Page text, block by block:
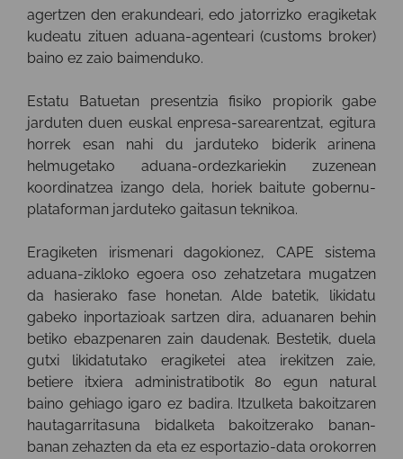
agertzen den erakundeari, edo jatorrizko eragiketak
kudeatu zituen aduana-agenteari (customs broker)
baino ez zaio baimenduko.
Estatu Batuetan presentzia fisiko propiorik gabe
jarduten duen euskal enpresa-sarearentzat, egitura
horrek esan nahi du jarduteko biderik arinena
helmugetako aduana-ordezkariekin zuzenean
koordinatzea izango dela, horiek baitute gobernu-
plataforman jarduteko gaitasun teknikoa.
Eragiketen irismenari dagokionez, CAPE sistema
aduana-zikloko egoera oso zehatzetara mugatzen
da hasierako fase honetan. Alde batetik, likidatu
gabeko inportazioak sartzen dira, aduanaren behin
betiko ebazpenaren zain daudenak. Bestetik, duela
gutxi likidatutako eragiketei atea irekitzen zaie,
betiere itxiera administratibotik 80 egun natural
baino gehiago igaro ez badira. Itzulketa bakoitzaren
hautagarritasuna bidalketa bakoitzerako banan-
banan zehazten da eta ez esportazio-data orokorren